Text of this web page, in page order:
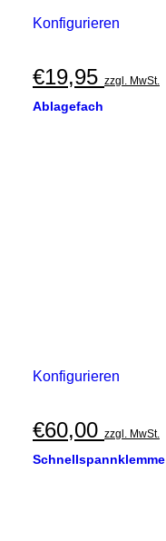
Konfigurieren
€19,95 zzgl. MwSt.
Ablagefach
Konfigurieren
€60,00 zzgl. MwSt.
Schnellspannklemme